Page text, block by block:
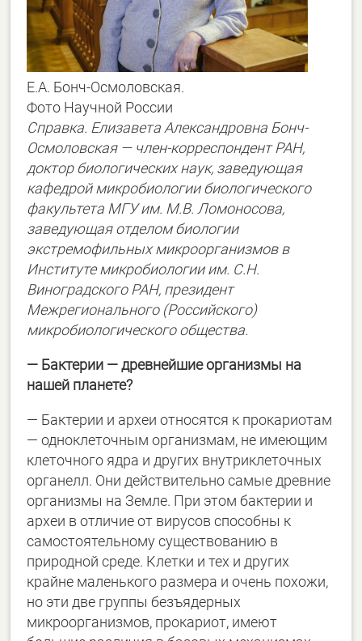
Е.А. Бонч-Осмоловская.
Фото Научной России
Справка. Елизавета Александровна Бонч-
Осмоловская — член-корреспондент РАН,
доктор биологических наук, заведующая
кафедрой микробиологии биологического
факультета МГУ им. М.В. Ломоносова,
заведующая отделом биологии
экстремофильных микроорганизмов в
Институте микробиологии им. С.Н.
Виноградского РАН, президент
Межрегионального (Российского)
микробиологического общества.
― Бактерии ― древнейшие организмы на
нашей планете?
― Бактерии и археи относятся к прокариотам
― одноклеточным организмам, не имеющим
клеточного ядра и других внутриклеточных
органелл. Они действительно самые древние
организмы на Земле. При этом бактерии и
археи в отличие от вирусов способны к
самостоятельному существованию в
природной среде. Клетки и тех и других
крайне маленького размера и очень похожи,
но эти две группы безъядерных
микроорганизмов, прокариот, имеют